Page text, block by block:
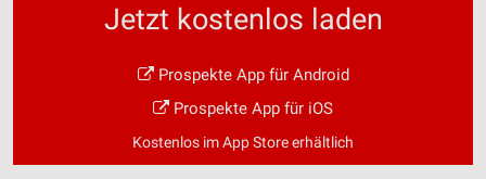
Jetzt kostenlos laden
Prospekte App für Android
Prospekte App für iOS
Kostenlos im App Store erhältlich